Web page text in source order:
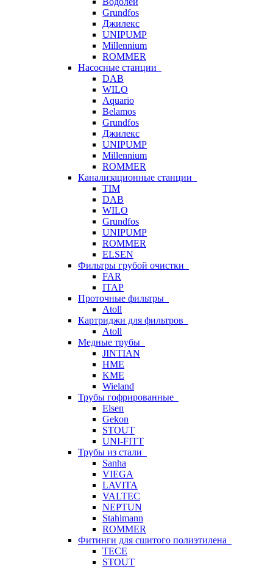
Grundfos
Джилекс
UNIPUMP
Millennium
ROMMER
Насосные станции
DAB
WILO
Aquario
Belamos
Grundfos
Джилекс
UNIPUMP
Millennium
ROMMER
Канализационные станции
TIM
DAB
WILO
Grundfos
UNIPUMP
ROMMER
ELSEN
Фильтры грубой очистки
FAR
ITAP
Проточные фильтры
Atoll
Картриджи для фильтров
Atoll
Медные трубы
JINTIAN
HME
KME
Wieland
Трубы гофрированные
Elsen
Gekon
STOUT
UNI-FITT
Трубы из стали
Sanha
VIEGA
LAVITA
VALTEC
NEPTUN
Stahlmann
ROMMER
Фитинги для сшитого полиэтилена
TECE
STOUT